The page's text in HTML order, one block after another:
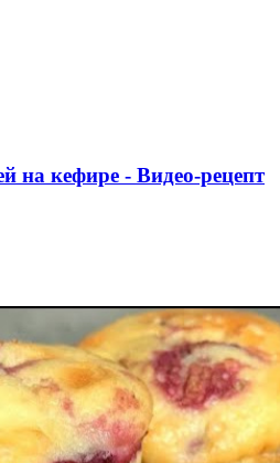
на кефире - Видео-рецепт